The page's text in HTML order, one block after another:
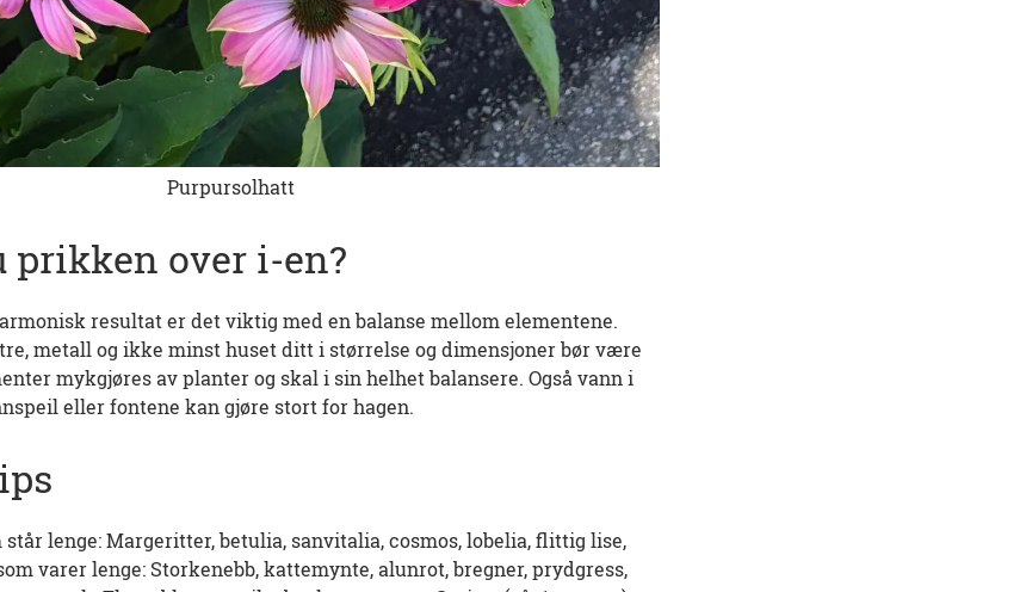
Purpursolhatt
prikken over i-en?
resultat er det viktig med en balanse mellom elementene.
metall og ikke minst huset ditt i størrelse og dimensjoner bør være
mykgjøres av planter og skal i sin helhet balansere. Også vann i
eller fontene kan gjøre stort for hagen.
lenge: Margeritter, betulia, sanvitalia, cosmos, lobelia, flittig lise,
varer lenge: Storkenebb, kattemynte, alunrot, bregner, prydgress,